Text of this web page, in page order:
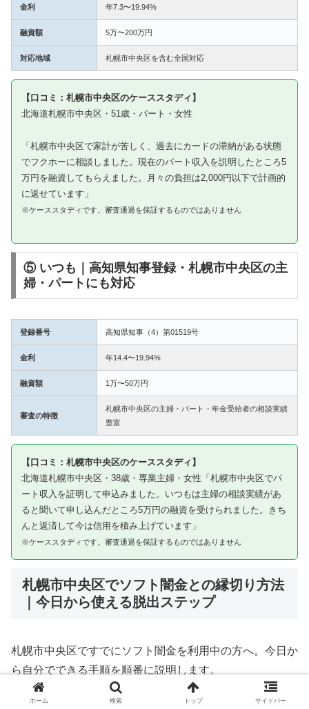
金利 年7.3〜19.94%
融資額 5万〜200万円
対応地域 札幌市中央区を含む全国対応
【口コミ：札幌市中央区のケーススタディ】
北海道札幌市中央区・51歳・パート・女性
「札幌市中央区で家計が苦しく、過去にカードの滞納がある状態
でフクホーに相談しました。現在のパート収入を説明したところ5
万円を融資してもらえました。月々の負担は2,000円以下で計画的
に返せています」
※ケーススタディです。審査通過を保証するものではありません
⑤ いつも｜高知県知事登録・札幌市中央区の主
婦・パートにも対応
登録番号 高知県知事（4）第01519号
金利 年14.4〜19.94%
融資額 1万〜50万円
審査の特徴
札幌市中央区の主婦・パート・年金受給者の相談実績
豊富
【口コミ：札幌市中央区のケーススタディ】
北海道札幌市中央区・38歳・専業主婦・女性「札幌市中央区でパ
ート収入を証明して申込みました。いつもは主婦の相談実績があ
ると聞いて申し込んだところ5万円の融資を受けられました。きち
んと返済して今は信用を積み上げています」
※ケーススタディです。審査通過を保証するものではありません
札幌市中央区でソフト闇金との縁切り方法
｜今日から使える脱出ステップ
札幌市中央区ですでにソフト闇金を利用中の方へ。今日か
ら自分でできる手順を順番に説明します。
ホーム 検索 トップ サイドバー